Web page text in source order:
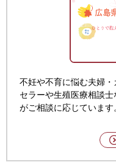
不妊や不育に悩む夫婦
セラーや生殖医療相談士
がご相談に応じています。